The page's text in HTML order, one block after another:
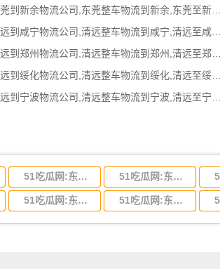
51吃瓜网:东莞到新余物流公司,东莞整车物流到新余,东莞至新余物流专线 - 天南
51吃瓜网:清远到咸宁物流公司,清远整车物流到咸宁,清远至咸宁物流专线 - 天南
51吃瓜网:清远到郑州物流公司,清远整车物流到郑州,清远至郑州物流专线 - 天南
51吃瓜网:清远到绥化物流公司,清远整车物流到绥化,清远至绥化物流专线 - 天南
51吃瓜网:东莞到湖南省物流专线,东莞到湖南省物流公司 51吃瓜网:东莞到河北省物流专线,东莞到河北省物流公司
51吃瓜网:东莞到安徽省物流专线,东莞到安徽省物流公司 51吃瓜网:东莞到山东省物流专线,东莞到山东省物流公司